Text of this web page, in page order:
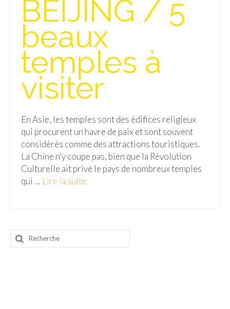
Isla del Sol
Lac Titicaca
Salar d’Uyuni
Sucre
Chili
Paraguay
Pérou
Lac Titicaca
Machu Picchu
Beijing
BEIJING / 5
beaux
temples à
visiter
En Asie, les temples sont des édifices religieux
qui procurent un havre de paix et sont souvent
considérés comme des attractions touristiques.
La Chine n’y coupe pas, bien que la Révolution
Culturelle ait privé le pays de nombreux temples
qui … Lire la suite­­
Rechercher
: